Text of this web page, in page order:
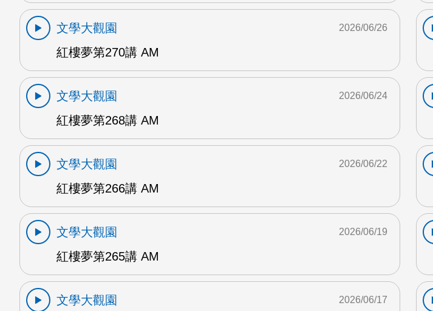
文學大觀園
紅樓夢第270講 AM
2026/06/26
文學大觀園
紅樓夢第268講 AM
2026/06/24
文學大觀園
紅樓夢第266講 AM
2026/06/22
文學大觀園
紅樓夢第265講 AM
2026/06/19
文學大觀園 2026/06/17